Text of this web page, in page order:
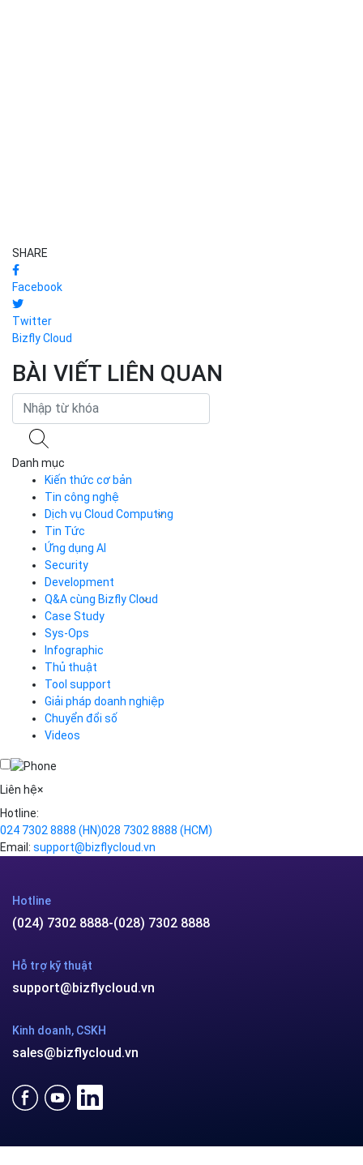
SHARE
Facebook
Twitter
Bizfly Cloud
BÀI VIẾT LIÊN QUAN
Danh mục
Kiến thức cơ bản
Tin công nghệ
Dịch vụ Cloud Computing
Cloud Server
CDN
Load Balancer
Auto Scaling
Container Registry
Kubernetes
Cloud Database
Call Center
Business Email
Simple Storage
VPN
Traffic Manager
Cloud VPS
Videos
Tin Tức
Ứng dụng AI
Security
Development
Q&A cùng Bizfly Cloud
Q&A về Bizfly Cloud Server
Thao tác kết nối tới server
Videos
Q&A về Bizfly Business Email
Videos
Case Study
Sys-Ops
Infographic
Thủ thuật
Tool support
Giải pháp doanh nghiệp
Chuyển đổi số
Videos
Liên hệ×
Hotline:
024 7302 8888 (HN)028 7302 8888 (HCM)
Email: support@bizflycloud.vn
Hotline
(024) 7302 8888-(028) 7302 8888
Hỗ trợ kỹ thuật
support@bizflycloud.vn
Kinh doanh, CSKH
sales@bizflycloud.vn